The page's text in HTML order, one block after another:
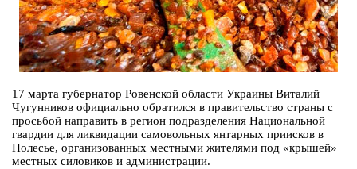
17 марта губернатор Ровенской области Украины Виталий
Чугунников официально обратился в правительство страны с
просьбой направить в регион подразделения Национальной
гвардии для ликвидации самовольных янтарных приисков в
Полесье, организованных местными жителями под «крышей»
местных силовиков и администрации.